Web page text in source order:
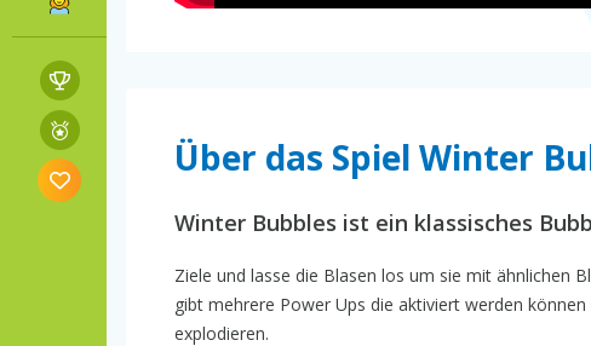
Über das Spiel Winter
Winter Bubbles ist ein klassisches
Ziele und lasse die Blasen los um sie mit ähnlichen
gibt mehrere Power Ups die aktiviert werden
explodieren.